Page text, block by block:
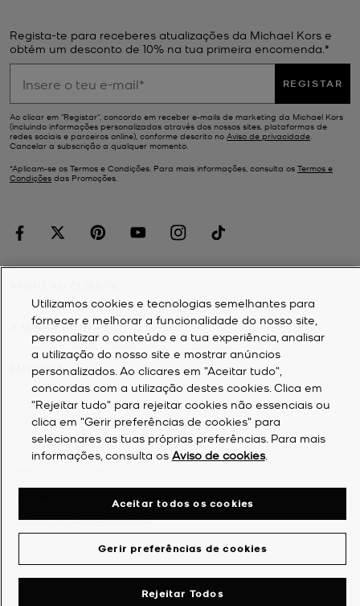
Regista-te para receberes atualizações da Michael Kors e
obtém um desconto de 10% na tua primeira encomenda.*
REGISTAR
Ao clicar em "Registar", concordo em receber e-mails de marketing da Michael Kors
(incluindo informações personalizadas através dos nossos sites, plataformas de
redes sociais e parceiros online), conforme descrito no Aviso de privacidade.
Cancelar a subscrição a qualquer momento.
*Aplicam-se os Termos e Condições. Para mais informações, consulta os Termos e
Condições das Promoções.
A MINHA CONTA
EMPRESA
2026Michael Kors
Aviso de privacidade
Declaração de acessibilidade
Utilizamos cookies e tecnologias semelhantes para
fornecer e melhorar a funcionalidade do nosso site,
personalizar o conteúdo e a tua experiência, analisar
a utilização do nosso site e mostrar anúncios
personalizados. Ao clicares em "Aceitar tudo",
concordas com a utilização destes cookies. Clica em
"Rejeitar tudo" para rejeitar cookies não essenciais ou
clica em "Gerir preferências de cookies" para
selecionares as tuas próprias preferências. Para mais
informações, consulta os Aviso de cookies.
Gerir preferências de cookies
Rejeitar Todos
Aceitar todos os cookies